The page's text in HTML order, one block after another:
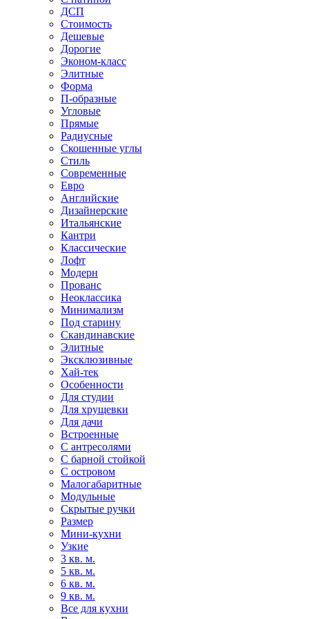
ДСП
Стоимость
Дешевые
Дорогие
Эконом-класс
Элитные
Форма
П-образные
Угловые
Прямые
Радиусные
Скошенные углы
Стиль
Современные
Евро
Английские
Дизайнерские
Итальянские
Кантри
Классические
Лофт
Модерн
Прованс
Неоклассика
Минимализм
Под старину
Скандинавские
Элитные
Эксклюзивные
Хай-тек
Особенности
Для студии
Для хрущевки
Для дачи
Встроенные
С антресолями
С барной стойкой
С островом
Малогабаритные
Модульные
Скрытые ручки
Размер
Мини-кухни
Узкие
3 кв. м.
5 кв. м.
6 кв. м.
9 кв. м.
Все для кухни